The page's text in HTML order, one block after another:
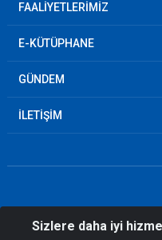
FAALİYETLERİMİZ
E-KÜTÜPHANE
GÜNDEM
İLETİŞİM
©
Sizlere daha iyi